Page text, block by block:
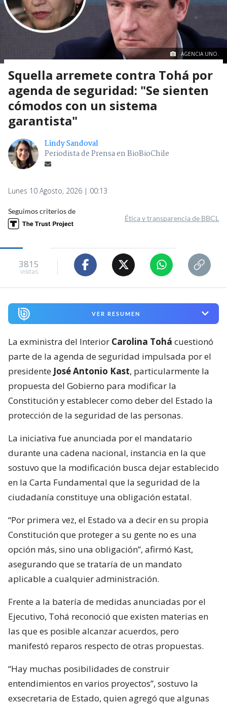
AGENCIA UNO.
Squella arremete contra Tohá por
agenda de seguridad: "Se sienten
cómodos con un sistema
garantista"
Lindy Sandoval
Periodista de Prensa en BioBioChile
Lunes 10 Agosto, 2026 | 00:13
Seguimos criterios de
Ética y transparencia de BBCL
3815
visitas
VER RESUMEN
La exministra del Interior Carolina Tohá cuestionó
parte de la agenda de seguridad impulsada por el
presidente José Antonio Kast, particularmente la
propuesta del Gobierno para modificar la
Constitución y establecer como deber del Estado la
protección de la seguridad de las personas.
La iniciativa fue anunciada por el mandatario
durante una cadena nacional, instancia en la que
sostuvo que la modificación busca dejar establecido
en la Carta Fundamental que la seguridad de la
ciudadanía constituye una obligación estatal.
“Por primera vez, el Estado va a decir en su propia
Constitución que proteger a su gente no es una
opción más, sino una obligación”, afirmó Kast,
asegurando que se trataría de un mandato
aplicable a cualquier administración.
Frente a la batería de medidas anunciadas por el
Ejecutivo, Tohá reconoció que existen materias en
las que es posible alcanzar acuerdos, pero
manifestó reparos respecto de otras propuestas.
“Hay muchas posibilidades de construir
entendimientos en varios proyectos”, sostuvo la
exsecretaria de Estado, quien agregó que algunas